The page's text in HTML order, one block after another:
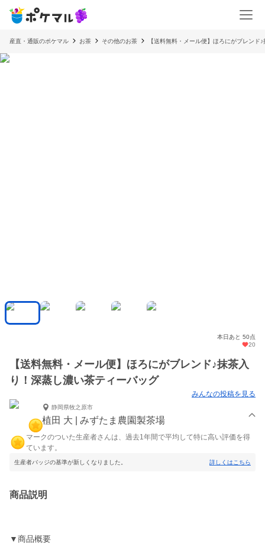
産直・通販のポケマル お茶 その他のお茶 【送料無料・メール便】ほろにがブレンド
本日あと 50点
20
【送料無料・メール便】ほろにがブレンド♪抹茶入
り！深蒸し濃い茶ティーバッグ
みんなの投稿を見る
静岡県牧之原市
植田 大 | みずたま農園製茶場
マークのついた生産者さんは、過去1年間で平均して特に高い評価を得
ています。
生産者バッジの基準が新しくなりました。 詳しくはこちら
商品説明
▼商品概要